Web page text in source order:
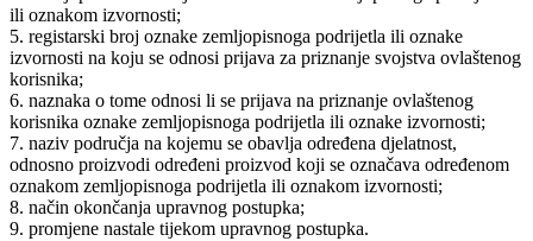
ili oznakom izvornosti;
5. registarski broj oznake zemljopisnoga podrijetla ili oznake
izvornosti na koju se odnosi prijava za priznanje svojstva ovlaštenog
korisnika;
6. naznaka o tome odnosi li se prijava na priznanje ovlaštenog
korisnika oznake zemljopisnoga podrijetla ili oznake izvornosti;
7. naziv područja na kojemu se obavlja određena djelatnost,
odnosno proizvodi određeni proizvod koji se označava određenom
oznakom zemljopisnoga podrijetla ili oznakom izvornosti;
8. način okončanja upravnog postupka;
9. promjene nastale tijekom upravnog postupka.